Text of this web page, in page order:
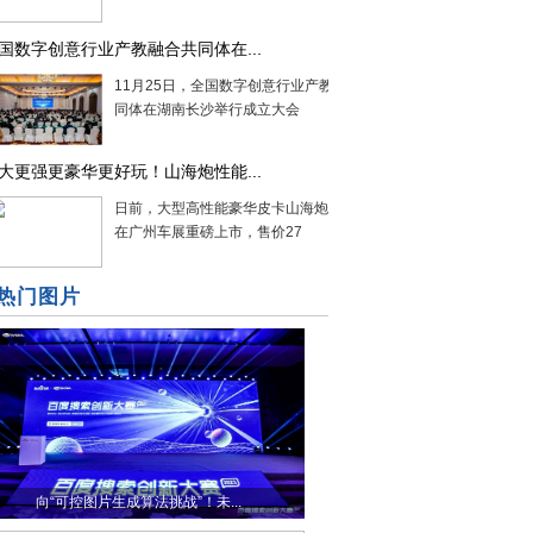
数字创意行业产教融合共同体在...
11月25日，全国数字创意行业产教融合共
同体在湖南长沙举行成立大会
更强更豪华更好玩！山海炮性能...
日前，大型高性能豪华皮卡山海炮性能版
在广州车展重磅上市，售价27
门图片
向“可控图片生成算法挑战”！未...